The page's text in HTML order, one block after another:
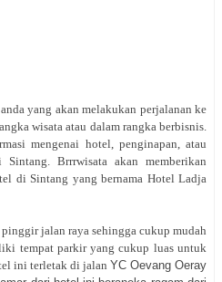
yang akan melakukan perjalanan ke
wisata atau dalam rangka berbisnis.
mengenai hotel, penginapan, atau
Brrrwisata akan memberikan
di Sintang yang bernama Hotel Ladja
jalan raya sehingga cukup mudah
tempat parkir yang cukup luas untuk
ini terletak di jalan YC Oevang Oeray